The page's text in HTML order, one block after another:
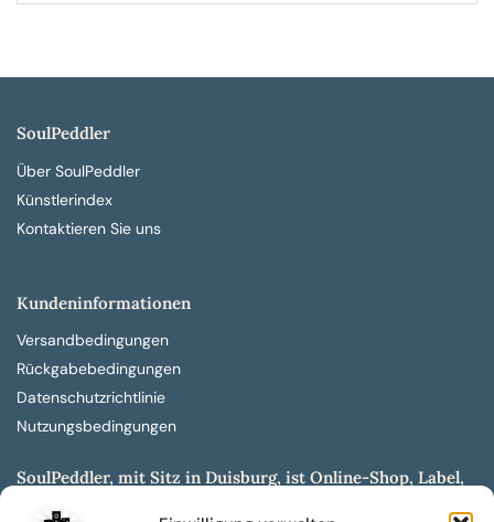
SoulPeddler
Über SoulPeddler
Künstlerindex
Kontaktieren Sie uns
Kundeninformationen
Versandbedingungen
Rückgabebedingungen
Datenschutzrichtlinie
Nutzungsbedingungen
SoulPeddler, mit Sitz in Duisburg, ist Online-Shop, Label,